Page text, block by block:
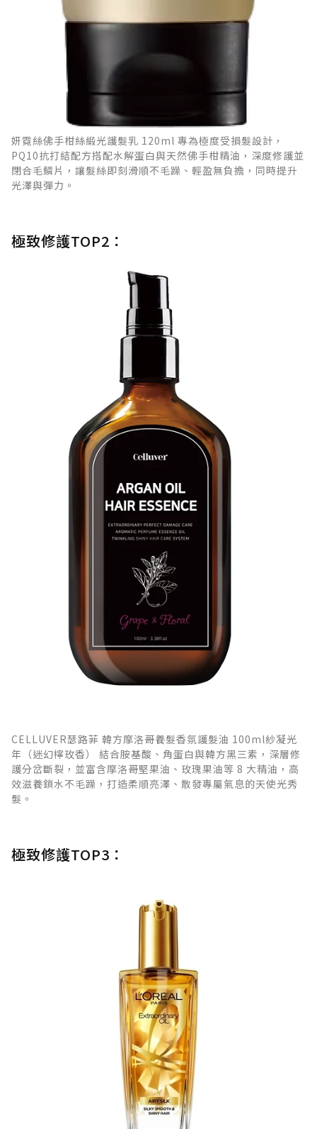
妍霓絲佛手柑絲緞光護髮乳 120ml 專為極度受損髮設計，
PQ10抗打結配方搭配水解蛋白與天然佛手柑精油，深度修護並
閉合毛鱗片，讓髮絲即刻滑順不毛躁、輕盈無負擔，同時提升
光澤與彈力。
極致修護TOP2：
CELLUVER瑟路菲 韓方摩洛哥養髮香氛護髮油 100ml紗凝光
年（迷幻檸玫香） 結合胺基酸、角蛋白與韓方黑三素，深層修
護分岔斷裂，並富含摩洛哥堅果油、玫瑰果油等 8 大精油，高
效滋養鎖水不毛躁，打造柔順亮澤、散發專屬氣息的天使光秀
髮。
極致修護TOP3：